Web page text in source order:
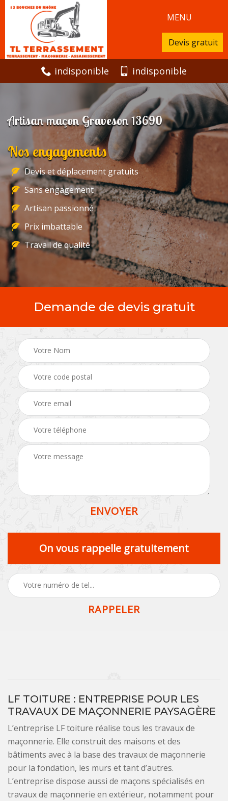
MENU
Devis gratuit
indisponible indisponible
Artisan maçon Graveson 13690
Nos engagements
Devis et déplacement gratuits
Sans engagement
Artisan passionné
Prix imbattable
Travail de qualité
Demande de devis gratuit
On vous rappelle gratuitement
LF TOITURE : ENTREPRISE POUR LES
TRAVAUX DE MAÇONNERIE PAYSAGÈRE
L’entreprise LF toiture réalise tous les travaux de
maçonnerie. Elle construit des maisons et des
bâtiments avec à la base des travaux de maçonnerie
pour la fondation, les murs et tant d’autres.
L’entreprise dispose aussi de maçons spécialisés en
travaux de maçonnerie en extérieur, notamment pour